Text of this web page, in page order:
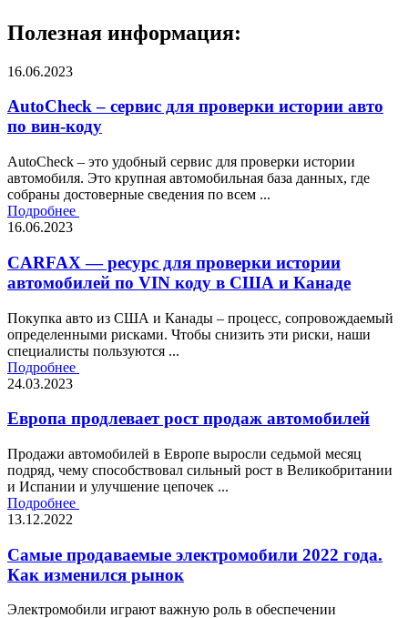
Полезная информация:
16.06.2023
AutoCheck – сервис для проверки истории авто
по вин-коду
AutoCheck – это удобный сервис для проверки истории
автомобиля. Это крупная автомобильная база данных, где
собраны достоверные сведения по всем ...
Подробнее
16.06.2023
CARFAX — ресурс для проверки истории
автомобилей по VIN коду в США и Канаде
Покупка авто из США и Канады – процесс, сопровождаемый
определенными рисками. Чтобы снизить эти риски, наши
специалисты пользуются ...
Подробнее
24.03.2023
Европа продлевает рост продаж автомобилей
Продажи автомобилей в Европе выросли седьмой месяц
подряд, чему способствовал сильный рост в Великобритании
и Испании и улучшение цепочек ...
Подробнее
13.12.2022
Самые продаваемые электромобили 2022 года.
Как изменился рынок
Электромобили играют важную роль в обеспечении